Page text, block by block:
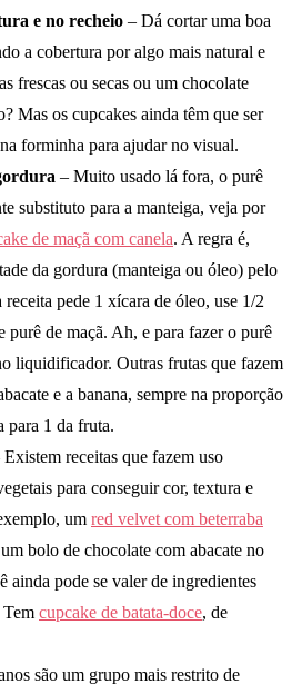
e no recheio – Dá cortar uma boa
a cobertura por algo mais natural e
frescas ou secas ou um chocolate
Mas os cupcakes ainda têm que ser
forminha para ajudar no visual.
– Muito usado lá fora, o purê
substituto para a manteiga, veja por
de maçã com canela. A regra é,
da gordura (manteiga ou óleo) pelo
receita pede 1 xícara de óleo, use 1/2
purê de maçã. Ah, e para fazer o purê
liquidificador. Outras frutas que fazem
e a banana, sempre na proporção
para 1 da fruta.
Existem receitas que fazem uso
para conseguir cor, textura e
um red velvet com beterraba
bolo de chocolate com abacate no
ainda pode se valer de ingredientes
Tem cupcake de batata-doce, de
são um grupo mais restrito de